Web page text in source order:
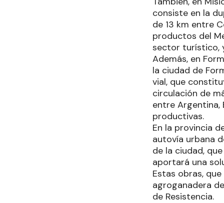
consiste en la
de 13 km entre
productos del
sector turístico,
Además, en
la ciudad de
vial, que
circulación de
entre Argentina,
productivas.
En la provincia
autovía urbana
de la ciudad,
aportará una
Estas obras,
agroganadera
de Resistencia.